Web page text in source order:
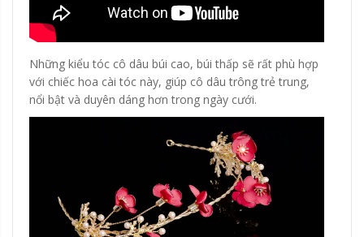
Những kiểu tóc cô dâu búi cao, búi thấp sẽ rất phù hợp
với chiếc hoa cài tóc này, giúp cô dâu trông trẻ trung,
nổi bật và duyên dáng hơn trong ngày cưới.